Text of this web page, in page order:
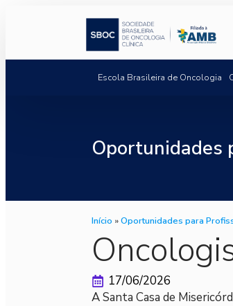
Escola Brasileira de Oncologia
Oportunidades
Início »Oportunidades para
17/06/2026
A Santa Casa de